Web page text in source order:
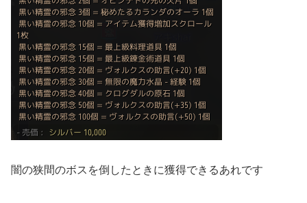
闇の狭間のボスを倒したときに獲得できるあれです